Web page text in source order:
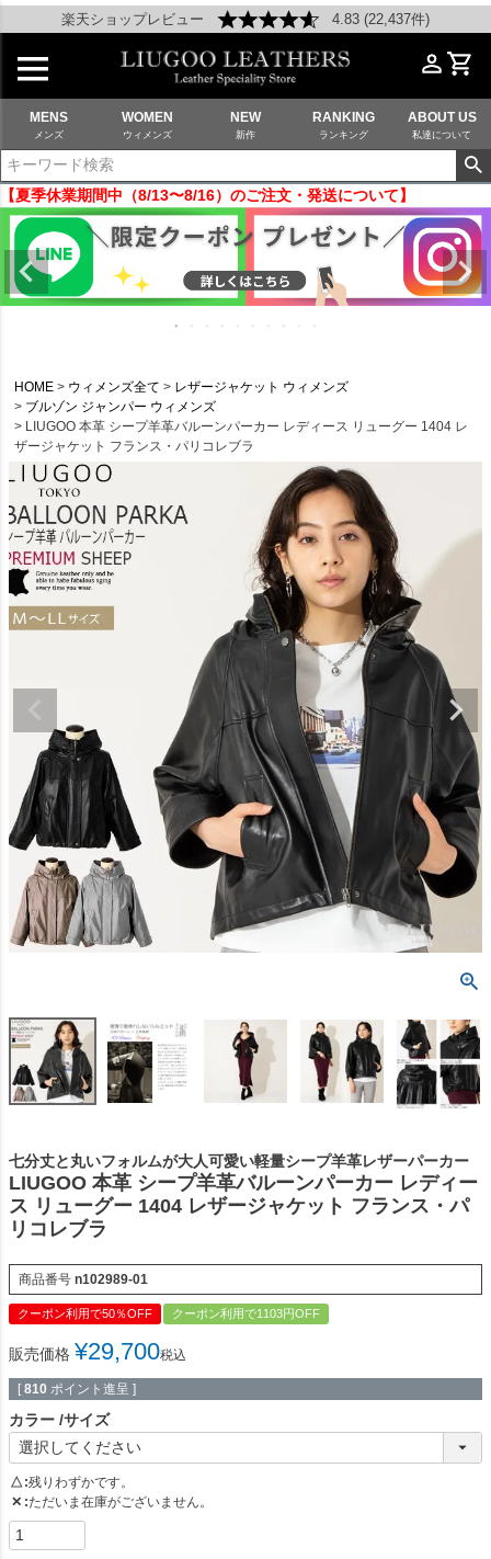
楽天ショップレビュー 4.83 (22,437件)
MENS
メンズ
WOMEN
ウィメンズ
NEW
新作
RANKING
ランキング
ABOUT US
私達について
【夏季休業期間中（8/13〜8/16）のご注文・発送について】
HOME ウィメンズ全て
レザージャケット ウィメンズ
ブルゾン ジャンパー ウィメンズ
LIUGOO 本革 シープ羊革バルーンパーカー レディース リューグー 1404 レ
ザージャケット フランス・パリコレブラ
七分丈と丸いフォルムが大人可愛い軽量シープ羊革レザーパーカー
LIUGOO 本革 シープ羊革バルーンパーカー レディー
ス リューグー 1404 レザージャケット フランス・パ
リコレブラ
商品番号 n102989-01
クーポン利用で50％OFF クーポン利用で1103円OFF
販売価格 ¥29,700税込
[ 810 ポイント進呈 ]
カラー サイズ
△ 残りわずかです。
✕ ただいま在庫がございません。